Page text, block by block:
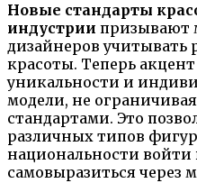
Новые стандарты
индустрии призывают
дизайнеров учитывать
красоты. Теперь акцент
уникальности и
модели, не
стандартами. Это
различных типов
национальности
самовыразиться через